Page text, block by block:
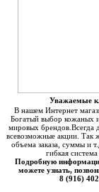
Уважаемые
В нашем Интернет
Богатый выбор кожаных
мировых брендов.Всегда
всевозможные акции. Так
объема заказа, суммы и
гибкая система
Подробную
можете узнать,
8 (916)